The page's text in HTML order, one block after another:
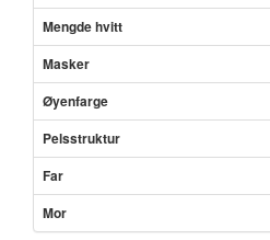
Mengde hvitt
Masker
Øyenfarge
Pelsstruktur
Far
Mor